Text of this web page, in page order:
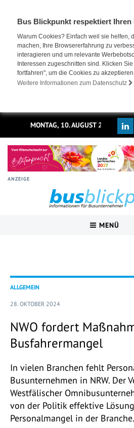
Bus Blickpunkt respektiert Ihren
Warum Cookies? Einfach weil sie helfen,
machen, Ihre Browsererfahrung zu
interagieren und um relevante
Interessen zugeschnitten sind. Klicken
fortfahren", um die Cookies zu
Weitere Informationen zum Datenschutz
MONTAG, 10. AUGUST 2026
ANZEIGE
MENÜ
ALLGEMEIN
28. OKTOBER 2024
NWO fordert
Busfahrermangel
In vielen Branchen fehlt
Busunternehmen in NRW. Der
Westfälischer
von der Politik effektive
Personalmangel in der Branche.